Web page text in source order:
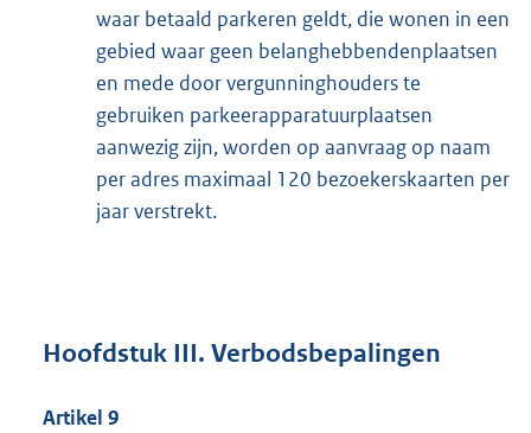
waar betaald parkeren geldt, die wonen in een
gebied waar geen belanghebbendenplaatsen
en mede door vergunninghouders te
gebruiken parkeerapparatuurplaatsen
aanwezig zijn, worden op aanvraag op naam
per adres maximaal 120 bezoekerskaarten per
jaar verstrekt.
Hoofdstuk III. Verbodsbepalingen
Artikel 9